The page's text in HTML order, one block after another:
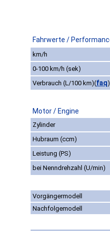
Fahrwerte /
km/h
0-100 km/h (sek)
Verbrauch (L/100 km)(faq)
Motor / Engine
Zylinder
Hubraum (ccm)
Leistung (PS)
bei Nenndrehzahl (U/min)
Vorgängermodell
Nachfolgemodell